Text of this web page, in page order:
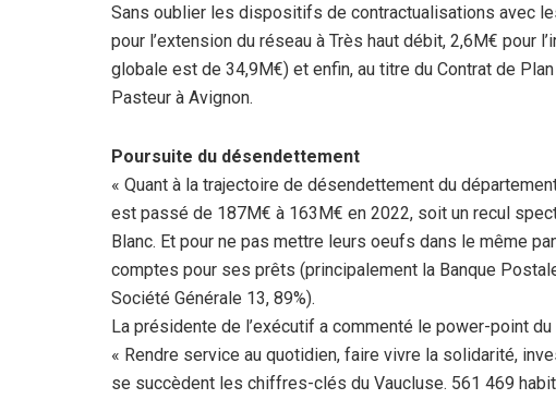
Sans oublier les dispositifs de contractualisations avec
pour l’extension du réseau à Très haut débit, 2,6M€ pour
globale est de 34,9M€) et enfin, au titre du Contrat de
Pasteur à Avignon.
Poursuite du désendettement
« Quant à la trajectoire de désendettement du
est passé de 187M€ à 163M€ en 2022, soit un recul
Blanc. Et pour ne pas mettre leurs oeufs dans le même
comptes pour ses prêts (principalement la Banque
Société Générale 13, 89%).
La présidente de l’exécutif a commenté le power-point
« Rendre service au quotidien, faire vivre la solidarité,
se succèdent les chiffres-clés du Vaucluse. 561 469